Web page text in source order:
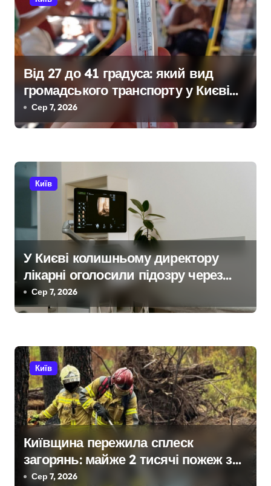
ц
і
я
з
а
п
и
с
в
Від 27 до 41 градуса: який вид
громадського транспорту у Києві
виявився найгарячішим
Сер 7, 2026
Київ
У Києві колишньому директору
лікарні оголосили підозру через
завищену ціну на УЗД на 6 млн грн
Сер 7, 2026
Київ
Київщина пережила сплеск
загорянь: майже 2 тисячі пожеж за
рік у природних екосистемах
Сер 7, 2026